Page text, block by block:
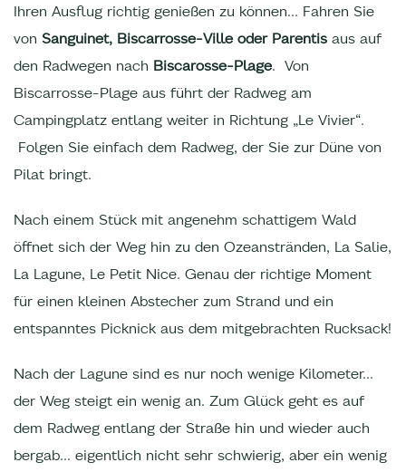
Ihren Ausflug richtig genießen zu können... Fahren Sie
von Sanguinet, Biscarrosse-Ville oder Parentis aus auf
den Radwegen nach Biscarosse-Plage. Von
Biscarrosse-Plage aus führt der Radweg am
Campingplatz entlang weiter in Richtung „Le Vivier“.
Folgen Sie einfach dem Radweg, der Sie zur Düne von
Pilat bringt.
Nach einem Stück mit angenehm schattigem Wald
öffnet sich der Weg hin zu den Ozeanstränden, La Salie,
La Lagune, Le Petit Nice. Genau der richtige Moment
für einen kleinen Abstecher zum Strand und ein
entspanntes Picknick aus dem mitgebrachten Rucksack!
Nach der Lagune sind es nur noch wenige Kilometer...
der Weg steigt ein wenig an. Zum Glück geht es auf
dem Radweg entlang der Straße hin und wieder auch
bergab... eigentlich nicht sehr schwierig, aber ein wenig